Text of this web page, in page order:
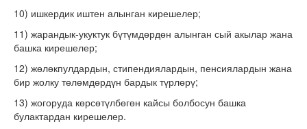
10) ишкердик иштен алынган кирешелер;
11) жарандык-укуктук бүтүмдөрдөн алынган сый акылар жана
башка кирешелер;
12) жөлөкпулдардын, стипендиялардын, пенсиялардын жана
бир жолку төлөмдөрдүн бардык түрлөрү;
13) жогоруда көрсөтүлбөгөн кайсы болбосун башка
булактардан кирешелер.